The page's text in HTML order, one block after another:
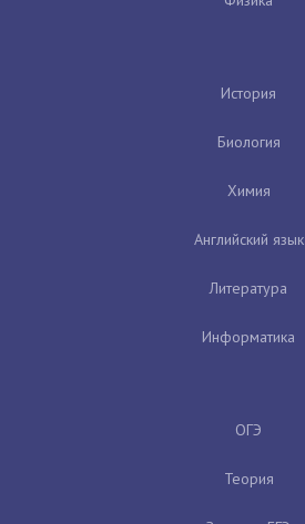
История
Биология
Химия
Английский язык
Литература
Информатика
ОГЭ
Теория